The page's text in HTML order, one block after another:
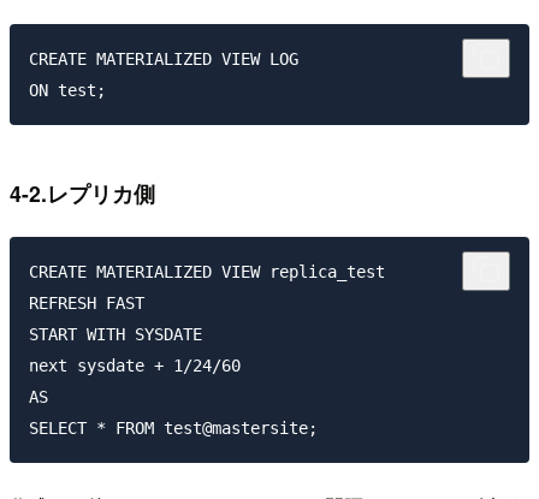
CREATE MATERIALIZED VIEW LOG
4-2.レプリカ側
CREATE MATERIALIZED VIEW replica_test
REFRESH FAST
START WITH SYSDATE
next sysdate + 1/24/60
AS